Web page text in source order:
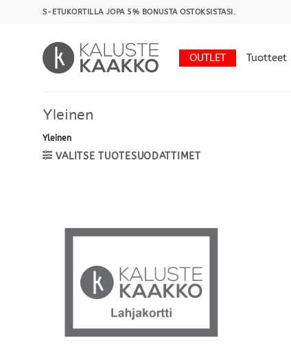
S-ETUKORTILLA JOPA 5% BONUSTA OSTOKSISTASI.
OUTLET Tuotteet
Yleinen
Yleinen
VALITSE TUOTESUODATTIMET